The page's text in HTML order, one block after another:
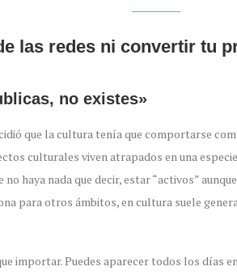
las redes ni convertir tu
no existes»
que la cultura tenía que comportarse
culturales viven atrapados en una
no haya nada que decir, estar “activos”
para otros ámbitos, en cultura suele
importar. Puedes aparecer todos los días